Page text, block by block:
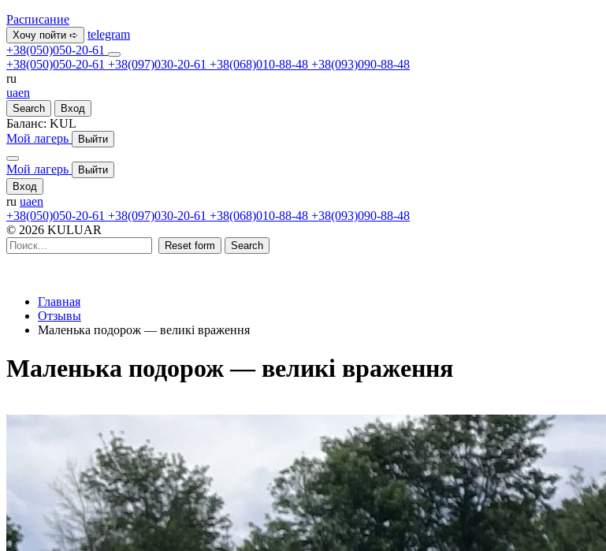
Расписание
Хочу пойти ➪
telegram
+38(050)050-20-61
+38(050)050-20-61 +38(097)030-20-61 +38(068)010-88-48 +38(093)090-88-48
ru
uaen
Search Вход
Баланс: KUL
Мой лагерь
Выйти
Мой лагерь
Выйти
Вход
ru uaen
+38(050)050-20-61 +38(097)030-20-61 +38(068)010-88-48 +38(093)090-88-48
© 2026 KULUAR
Reset form Search
Главная
Отзывы
Маленька подорож — великі враження
Маленька подорож — великі враження